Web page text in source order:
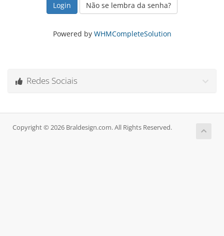
Não se lembra da senha?
Powered by WHMCompleteSolution
Redes Sociais
Copyright © 2026 Braldesign.com. All Rights Reserved.